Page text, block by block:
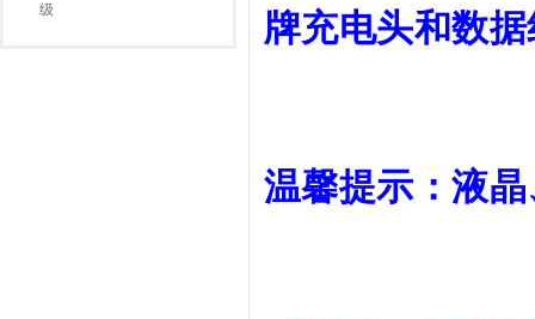
级
牌充电头和数
温馨提示：液